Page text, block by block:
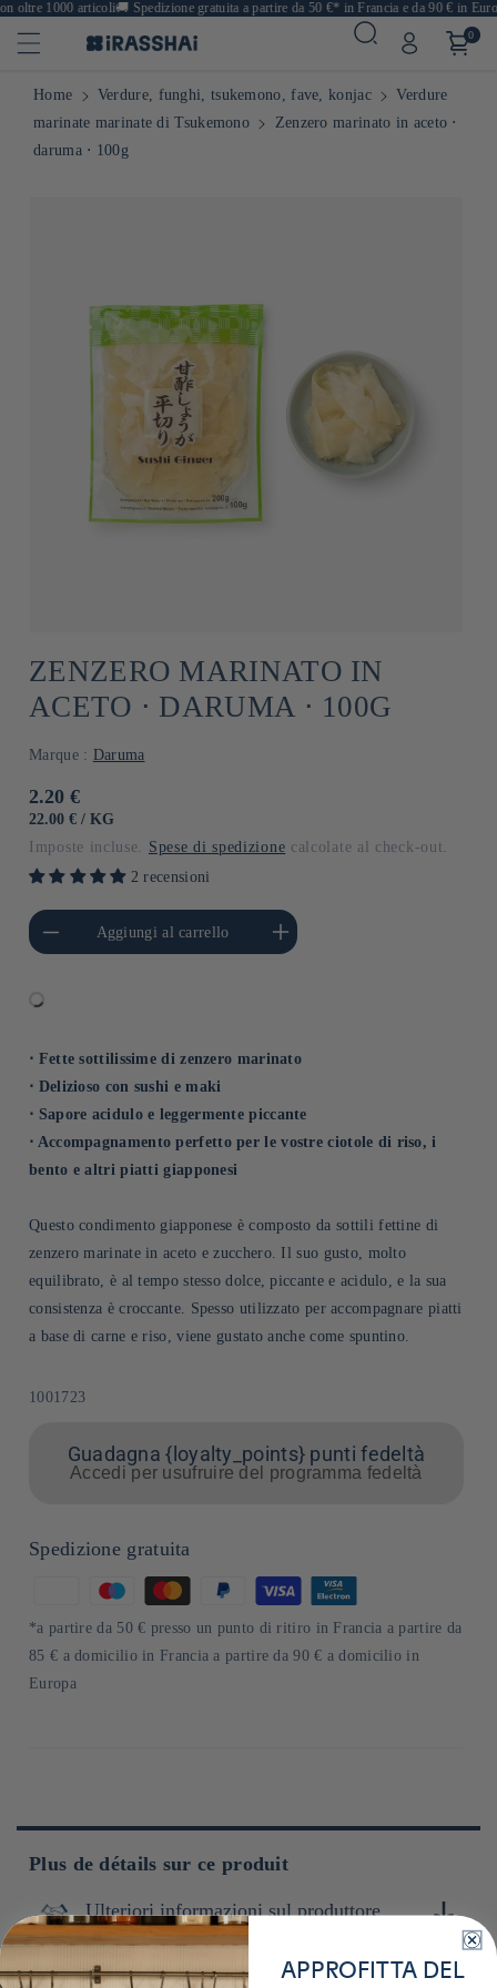
1000 articoli🚚Spedizione gratuita a partire da 50 €* in Francia e da 90 € in Europa
0
Home Verdure, funghi, tsukemono, fave, konjac
Verdure
marinate marinate di Tsukemono
Zenzero marinato in aceto ⋅
daruma ⋅ 100g
ZENZERO MARINATO IN
ACETO ⋅ DARUMA ⋅ 100G
Marque : Daruma
Prezzo
di
2.20 €
PREZZO
22.00 € / PER
KG
Imposte incluse. Spese di spedizione calcolate al check-out.
2 recensioni
quantità per Default
Title
Aggiungi al carrello
Aumenta quantità per Default
Title
⋅ Fette sottilissime di zenzero marinato
⋅ Delizioso con sushi e maki
⋅ Sapore acidulo e leggermente piccante
⋅ Accompagnamento perfetto per le vostre ciotole di riso, i
bento e altri piatti giapponesi
Questo condimento giapponese è composto da sottili fettine di
zenzero marinate in aceto e zucchero. Il suo gusto, molto
equilibrato, è al tempo stesso dolce, piccante e acidulo, e la sua
consistenza è croccante. Spesso utilizzato per accompagnare piatti
a base di carne e riso, viene gustato anche come spuntino.
SKU:
1001723
Guadagna {loyalty_points} punti fedeltà
Accedi per usufruire del programma fedeltà
Spedizione gratuita
di
pagamento
*a partire da 50 € presso un punto di ritiro in Francia a partire da
85 € a domicilio in Francia a partire da 90 € a domicilio in
Europa
Plus de détails sur ce produit
Ulteriori informazioni sul produttore
Basée au Japon, la marque Daruma est spécialisée dans les
pickles artisanaux, notamment le daikon et le gingembre
Conservation APPROFITTA DEL